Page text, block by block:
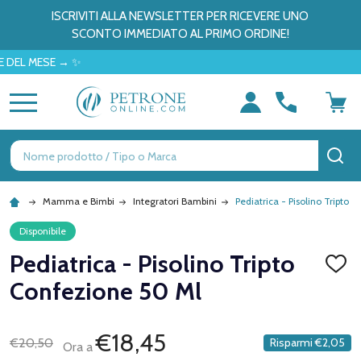
ISCRIVITI ALLA NEWSLETTER PER RICEVERE UNO
SCONTO IMMEDIATO AL PRIMO ORDINE!
→ ✨
Ricerca
Mamma e Bimbi Integratori Bambini Pediatrica - Pisolino Tripto
Disponibile
Pediatrica - Pisolino Tripto
Confezione 50 Ml
€20,50
Ora a€18,45 Risparmi €2,05